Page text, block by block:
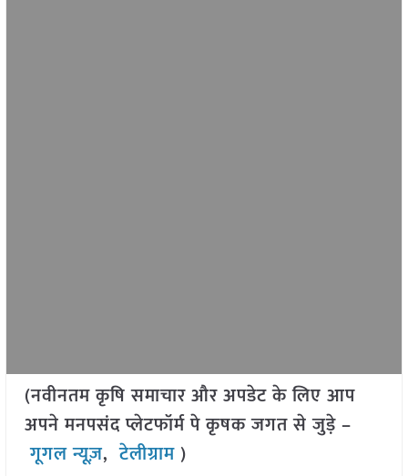
(नवीनतम कृषि समाचार और अपडेट के लिए आप
अपने मनपसंद प्लेटफॉर्म पे कृषक जगत से जुड़े –
गूगल न्यूज़,टेलीग्राम )